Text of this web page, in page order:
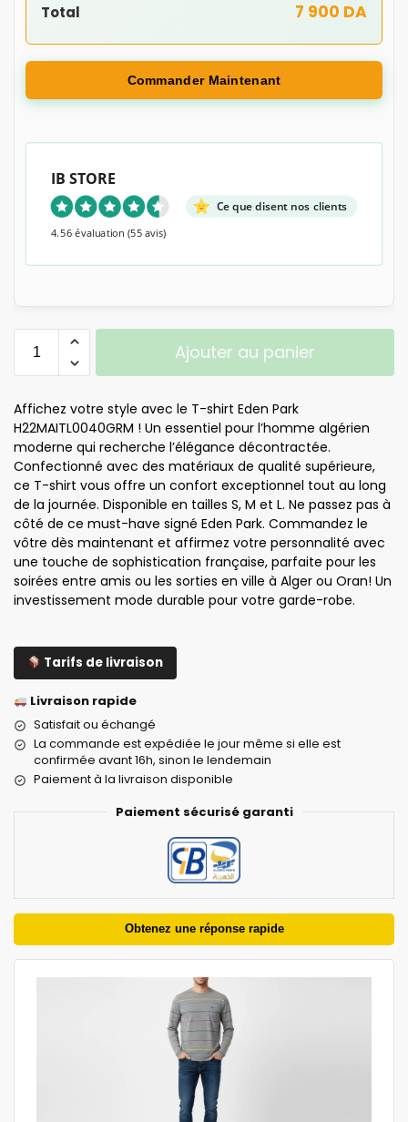
Total 7 900 DA
Commander Maintenant
IB STORE
Ce que disent nos clients
4.56 évaluation (55 avis)
Ajouter au panier
Affichez votre style avec le T-shirt Eden Park
H22MAITL0040GRM ! Un essentiel pour l’homme algérien
moderne qui recherche l’élégance décontractée.
Confectionné avec des matériaux de qualité supérieure,
ce T-shirt vous offre un confort exceptionnel tout au long
de la journée. Disponible en tailles S, M et L. Ne passez pas à
côté de ce must-have signé Eden Park. Commandez le
vôtre dès maintenant et affirmez votre personnalité avec
une touche de sophistication française, parfaite pour les
soirées entre amis ou les sorties en ville à Alger ou Oran! Un
investissement mode durable pour votre garde-robe.
Tarifs de livraison
Livraison rapide
Satisfait ou échangé
La commande est expédiée le jour même si elle est
confirmée avant 16h, sinon le lendemain
Paiement à la livraison disponible
Paiement sécurisé garanti
Obtenez une réponse rapide